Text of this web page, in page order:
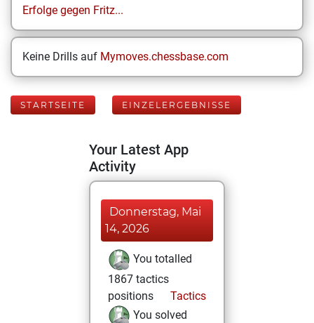
Erfolge gegen Fritz...
Keine Drills auf Mymoves.chessbase.com
STARTSEITE EINZELERGEBNISSE
Your Latest App
Activity
Donnerstag, Mai
14, 2026
You totalled
1867 tactics
positions
Tactics
You solved